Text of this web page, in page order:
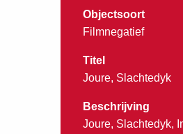
Objectsoort
Filmnegatief
Titel
Joure, Slachtedyk
Beschrijving
Joure, Slachtedyk,